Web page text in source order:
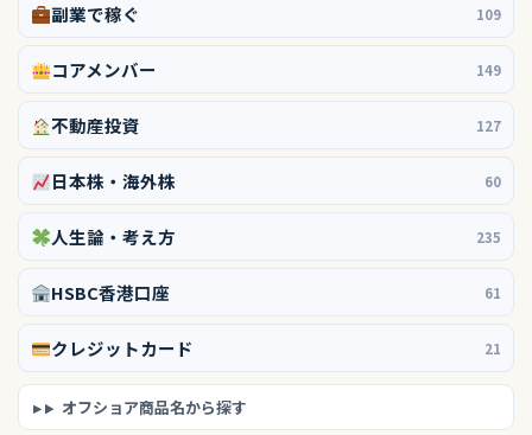
副業で稼ぐ 109
コアメンバー 149
不動産投資 127
日本株・海外株 60
人生論・考え方 235
HSBC香港口座 61
クレジットカード 21
オフショア商品名から探す